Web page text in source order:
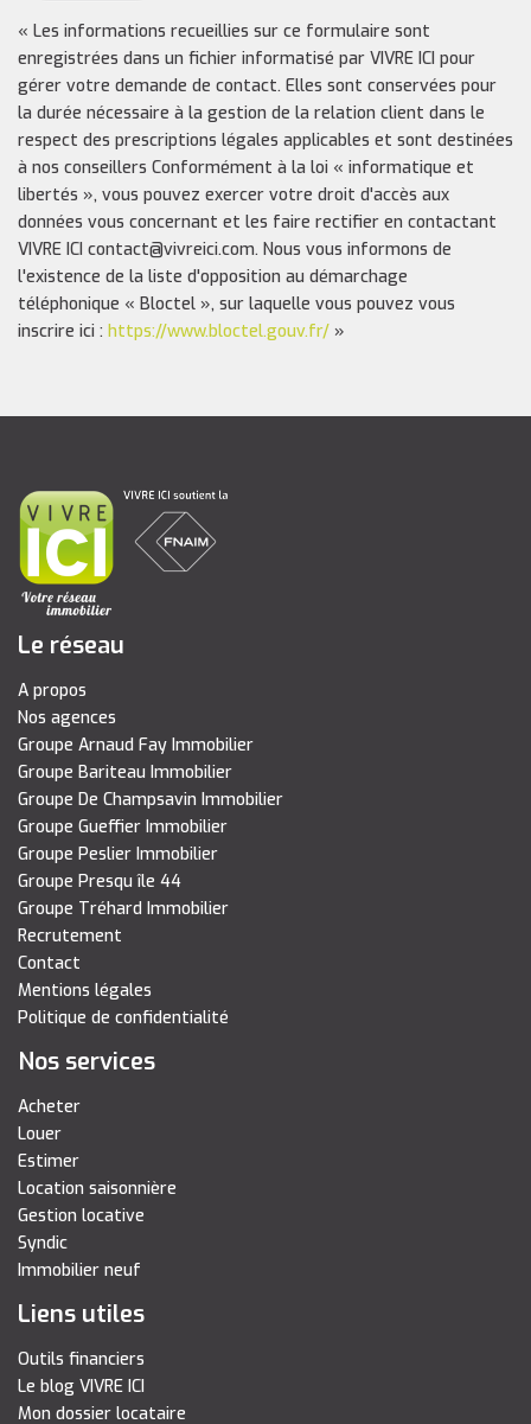
« Les informations recueillies sur ce formulaire sont
enregistrées dans un fichier informatisé par VIVRE ICI pour
gérer votre demande de contact. Elles sont conservées pour
la durée nécessaire à la gestion de la relation client dans le
respect des prescriptions légales applicables et sont destinées
à nos conseillers Conformément à la loi « informatique et
libertés », vous pouvez exercer votre droit d'accès aux
données vous concernant et les faire rectifier en contactant
VIVRE ICI contact@vivreici.com. Nous vous informons de
l'existence de la liste d'opposition au démarchage
téléphonique « Bloctel », sur laquelle vous pouvez vous
inscrire ici : https://www.bloctel.gouv.fr/ »
Le réseau
A propos
Nos agences
Groupe Arnaud Fay Immobilier
Groupe Bariteau Immobilier
Groupe De Champsavin Immobilier
Groupe Gueffier Immobilier
Groupe Peslier Immobilier
Groupe Presqu île 44
Groupe Tréhard Immobilier
Recrutement
Contact
Mentions légales
Politique de confidentialité
Nos services
Acheter
Louer
Estimer
Location saisonnière
Gestion locative
Syndic
Immobilier neuf
Liens utiles
Outils financiers
Le blog VIVRE ICI
Mon dossier locataire